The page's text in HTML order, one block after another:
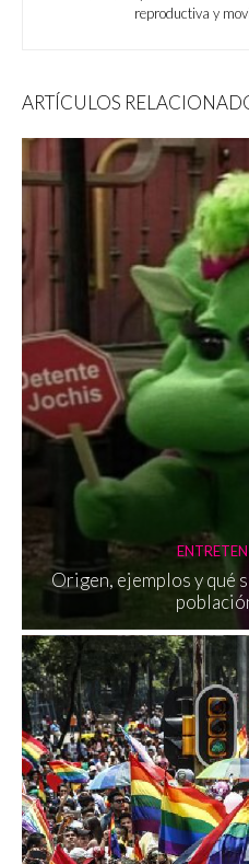
reproductiva y
ARTÍCULOS
Origen, ejemplos y qué